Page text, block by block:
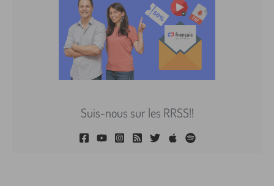
Suis-nous sur les RRSS!!